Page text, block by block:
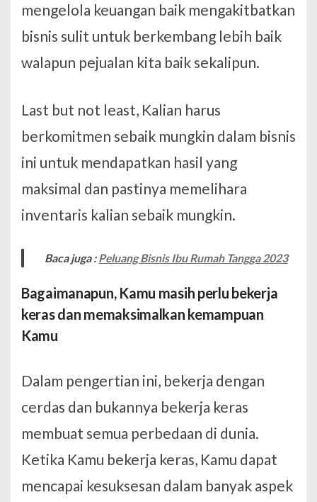
mengelola keuangan baik mengakitbatkan
bisnis sulit untuk berkembang lebih baik
walapun pejualan kita baik sekalipun.
Last but not least, Kalian harus
berkomitmen sebaik mungkin dalam bisnis
ini untuk mendapatkan hasil yang
maksimal dan pastinya memelihara
inventaris kalian sebaik mungkin.
Baca juga :Peluang Bisnis Ibu Rumah Tangga 2023
Bagaimanapun, Kamu masih perlu bekerja
keras dan memaksimalkan kemampuan
Kamu
Dalam pengertian ini, bekerja dengan
cerdas dan bukannya bekerja keras
membuat semua perbedaan di dunia.
Ketika Kamu bekerja keras, Kamu dapat
mencapai kesuksesan dalam banyak aspek